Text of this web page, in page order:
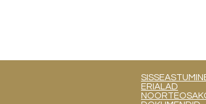
ERIALAD